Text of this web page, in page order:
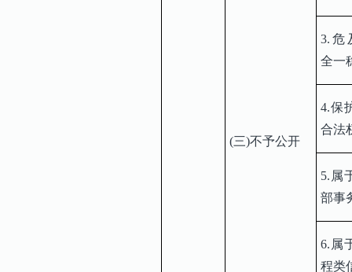
(三)不予公开
3.危
全一
4.保
合法
5.属
部事
6.属
程类